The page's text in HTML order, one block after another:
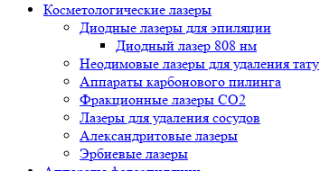
Косметологические лазеры
Диодные лазеры для эпиляции
Диодный лазер 808 нм
Неодимовые лазеры для удаления тату
Аппараты карбонового пилинга
Фракционные лазеры CO2
Лазеры для удаления сосудов
Александритовые лазеры
Эрбиевые лазеры